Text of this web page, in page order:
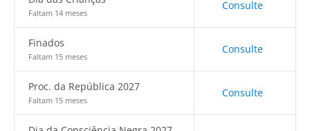
Faltam 14 meses
Consulte
Finados
Faltam 15 meses
Consulte
Proc. da República 2027
Faltam 15 meses
Consulte